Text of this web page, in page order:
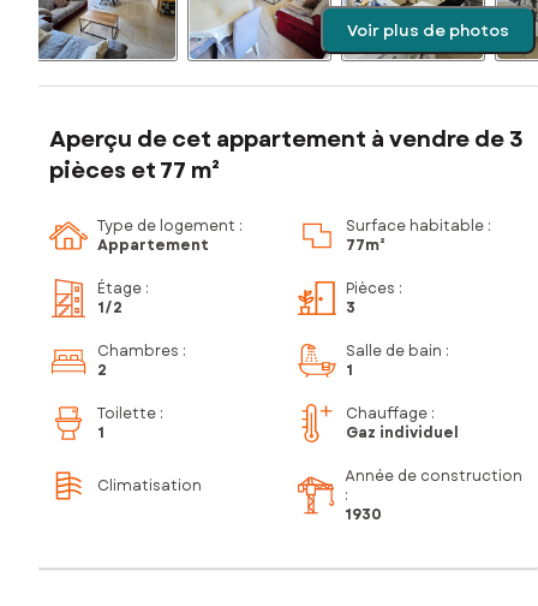
Voir plus de photos
Aperçu de cet appartement à vendre de 3
pièces et 77 m²
Type de logement :
Appartement
Surface habitable :
77m²
Étage :
1/2
Pièces :
3
Chambres :
2
Salle de bain :
1
Toilette :
1
Chauffage :
Gaz individuel
Climatisation
Année de construction
:
1930